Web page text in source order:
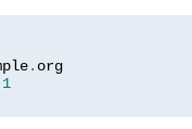
. org